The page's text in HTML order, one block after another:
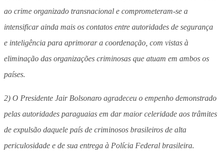
ao crime organizado transnacional e comprometeram-se a
intensificar ainda mais os contatos entre autoridades de segurança
e inteligência para aprimorar a coordenação, com vistas à
eliminação das organizações criminosas que atuam em ambos os
países.
2) O Presidente Jair Bolsonaro agradeceu o empenho demonstrado
pelas autoridades paraguaias em dar maior celeridade aos trâmites
de expulsão daquele país de criminosos brasileiros de alta
periculosidade e de sua entrega à Polícia Federal brasileira.